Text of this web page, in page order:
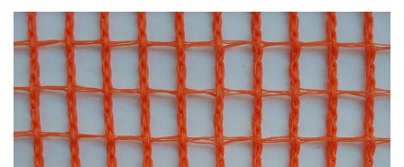
LƯỚI PHƠI NÔNG SẢN